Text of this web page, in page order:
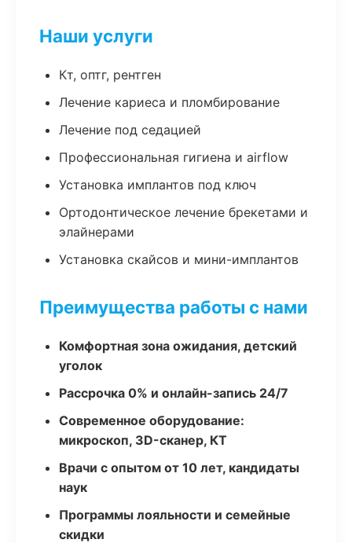
Наши услуги
Кт, оптг, рентген
Лечение кариеса и пломбирование
Лечение под седацией
Профессиональная гигиена и airflow
Установка имплантов под ключ
Ортодонтическое лечение брекетами и
элайнерами
Установка скайсов и мини-имплантов
Преимущества работы с нами
Комфортная зона ожидания, детский
уголок
Рассрочка 0% и онлайн-запись 24/7
Современное оборудование:
микроскоп, 3D-сканер, КТ
Врачи с опытом от 10 лет, кандидаты
наук
Программы лояльности и семейные
скидки